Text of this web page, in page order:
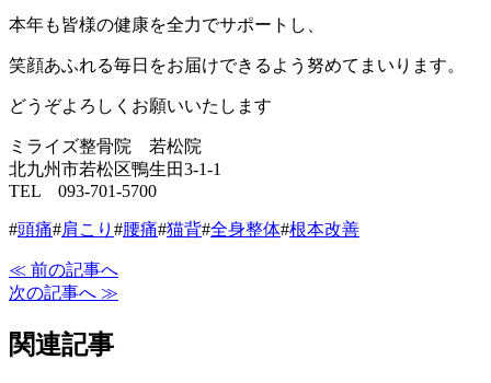
本年も皆様の健康を全力でサポートし、
笑顔あふれる毎日をお届けできるよう努めてまいります。
どうぞよろしくお願いいたします
ミライズ整骨院 若松院
北九州市若松区鴨生田3-1-1
TEL 093-701-5700
#頭痛#肩こり #腰痛#猫背#全身整体#根本改善
≪ 前の記事へ
次の記事へ ≫
関連記事